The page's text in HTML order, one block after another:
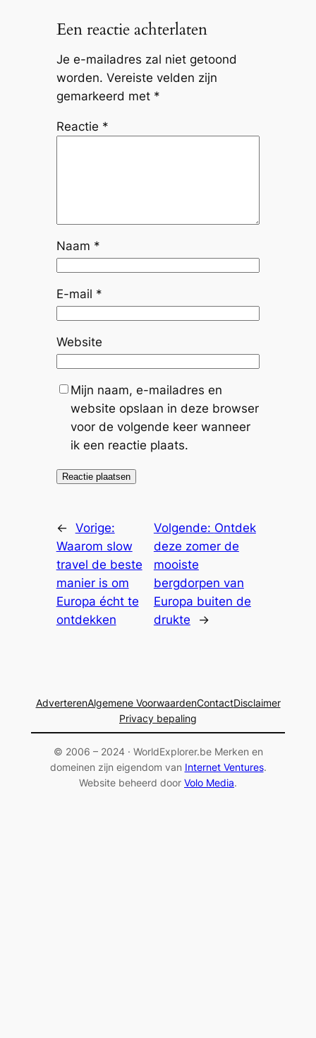
Een reactie achterlaten
Je e-mailadres zal niet getoond
worden. Vereiste velden zijn
gemarkeerd met *
Reactie *
Naam *
E-mail *
Website
Mijn naam, e-mailadres en
website opslaan in deze browser
voor de volgende keer wanneer
ik een reactie plaats.
← Vorige:
Waarom slow
travel de beste
manier is om
Europa écht te
ontdekken
Volgende: Ontdek
deze zomer de
mooiste
bergdorpen van
Europa buiten de
drukte
→
AdverterenAlgemene VoorwaardenContactDisclaimer
Privacy bepaling
© 2006 – 2024 · WorldExplorer.be Merken en
domeinen zijn eigendom van Internet Ventures.
Website beheerd door Volo Media.